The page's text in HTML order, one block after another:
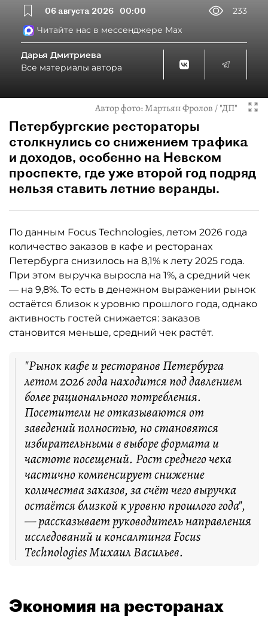
06 августа 2026 00:00
233
Читайте нас в мессенджере Max
Дарья Дмитриева
Все материалы автора
Автор фото:Мартьян Фролов / "ДП"
Петербургские рестораторы
столкнулись со снижением трафика
и доходов, особенно на Невском
проспекте, где уже второй год подряд
нельзя ставить летние веранды.
По данным Focus Technologies, летом 2026 года
количество заказов в кафе и ресторанах
Петербурга снизилось на 8,1% к лету 2025 года.
При этом выручка выросла на 1%, а средний чек
— на 9,8%. То есть в денежном выражении рынок
остаётся близок к уровню прошлого года, однако
активность гостей снижается: заказов
становится меньше, средний чек растёт.
"Рынок кафе и ресторанов Петербурга
летом 2026 года находится под давлением
более рационального потребления.
Посетители не отказываются от
заведений полностью, но становятся
избирательными в выборе формата и
частоте посещений. Рост среднего чека
частично компенсирует снижение
количества заказов, за счёт чего выручка
остаётся близкой к уровню прошлого года",
— рассказывает руководитель направления
исследований и консалтинга Focus
Technologies Михаил Васильев.
Экономия на ресторанах